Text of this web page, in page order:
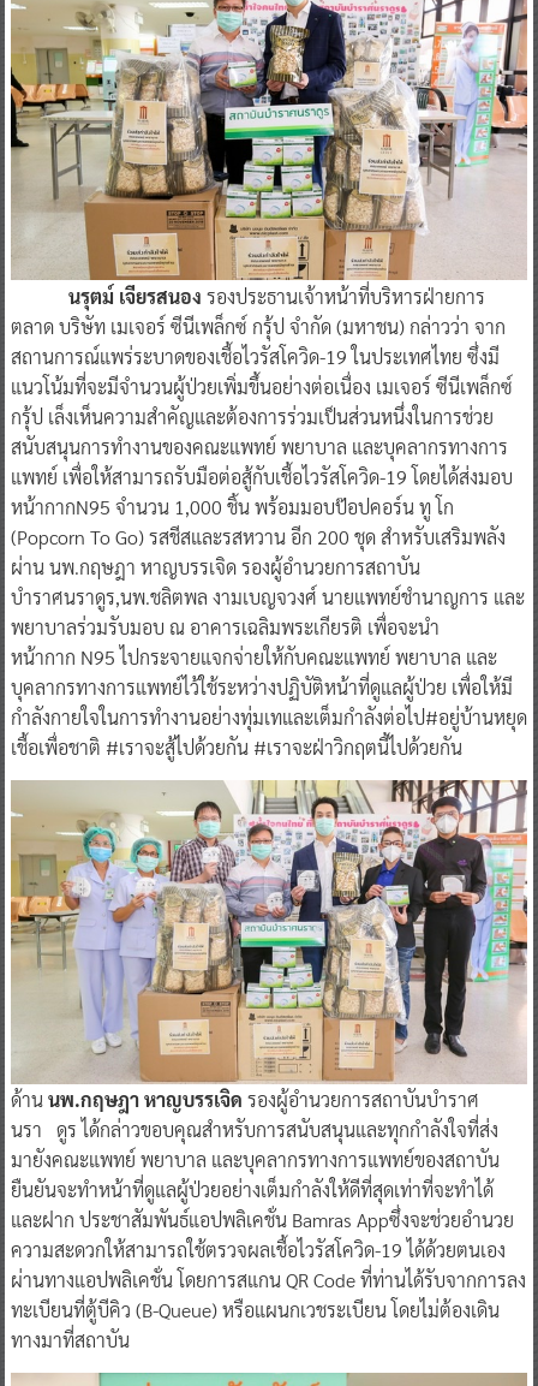
นรุตม์ เจียรสนอง รองประธานเจ้าหน้าที่บริหารฝ่ายการ
ตลาด บริษัท เมเจอร์ ซีนีเพล็กซ์ กรุ้ปจำกัด (มหาชน) กล่าวว่า จาก
สถานการณ์แพร่ระบาดของเชื้อไวรัสโควิด-19 ในประเทศไทย ซึ่งมี
แนวโน้มที่จะมีจำนวนผู้ป่วยเพิ่มขึ้นอย่างต่อเนื่อง เมเจอร์ ซีนีเพล็กซ์
กรุ้ป เล็งเห็นความสำคัญและต้องการร่วมเป็นส่วนหนึ่งในการช่วย
สนับสนุนการทำงานของคณะแพทย์ พยาบาล และบุคลากรทางการ
แพทย์ เพื่อให้สามารถรับมือต่อสู้กับเชื้อไวรัสโควิด-19 โดยได้ส่งมอบ
หน้ากากN95 จำนวน 1,000 ชิ้น พร้อมมอบป๊อปคอร์น ทู โก
(Popcorn To Go) รสชีสและรสหวาน อีก 200 ชุด สำหรับเสริมพลัง
ผ่าน นพ.กฤษฎา หาญบรรเจิด รองผู้อำนวยการสถาบัน
บำราศนราดูร,นพ.ชลิตพล งามเบญจวงศ์ นายแพทย์ชำนาญการ และ
พยาบาลร่วมรับมอบ ณ อาคารเฉลิมพระเกียรติ เพื่อจะนำ
หน้ากาก N95 ไปกระจายแจกจ่ายให้กับคณะแพทย์ พยาบาล และ
บุคลากรทางการแพทย์ไว้ใช้ระหว่างปฏิบัติหน้าที่ดูแลผู้ป่วย เพื่อให้มี
กำลังกายใจในการทำงานอย่างทุ่มเทและเต็มกำลังต่อไป#อยู่บ้านหยุด
เชื้อเพื่อชาติ #เราจะสู้ไปด้วยกัน #เราจะฝ่าวิกฤตนี้ไปด้วยกัน
ด้านนพ.กฤษฎา หาญบรรเจิด รองผู้อำนวยการสถาบันบำราศ
นรา ดูร ได้กล่าวขอบคุณสำหรับการสนับสนุนและทุกกำลังใจที่ส่ง
มายังคณะแพทย์ พยาบาล และบุคลากรทางการแพทย์ของสถาบัน
ยืนยันจะทำหน้าที่ดูแลผู้ป่วยอย่างเต็มกำลังให้ดีที่สุดเท่าที่จะทำได้
และฝาก ประชาสัมพันธ์แอปพลิเคชั่น Bamras Appซึ่งจะช่วยอำนวย
ความสะดวกให้สามารถใช้ตรวจผลเชื้อไวรัสโควิด-19 ได้ด้วยตนเอง
ผ่านทางแอปพลิเคชั่น โดยการสแกน QR Code ที่ท่านได้รับจากการลง
ทะเบียนที่ตู้บีคิว (B-Queue) หรือแผนกเวชระเบียน โดยไม่ต้องเดิน
ทางมาที่สถาบัน